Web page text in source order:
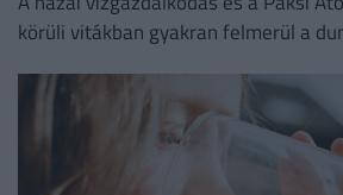
körüli vitákban gyakran felmerül a
évszázados,...